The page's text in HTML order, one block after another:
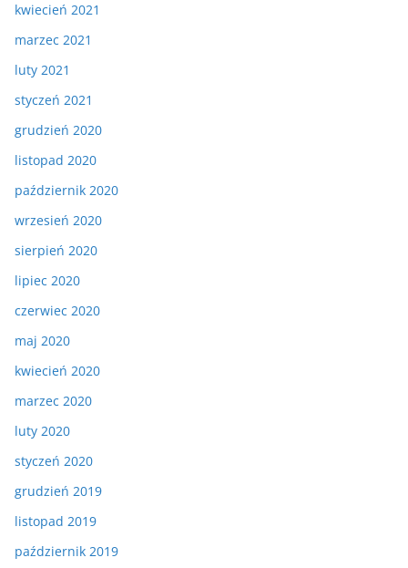
kwiecień 2021
marzec 2021
luty 2021
styczeń 2021
grudzień 2020
listopad 2020
październik 2020
wrzesień 2020
sierpień 2020
lipiec 2020
czerwiec 2020
maj 2020
kwiecień 2020
marzec 2020
luty 2020
styczeń 2020
grudzień 2019
listopad 2019
październik 2019